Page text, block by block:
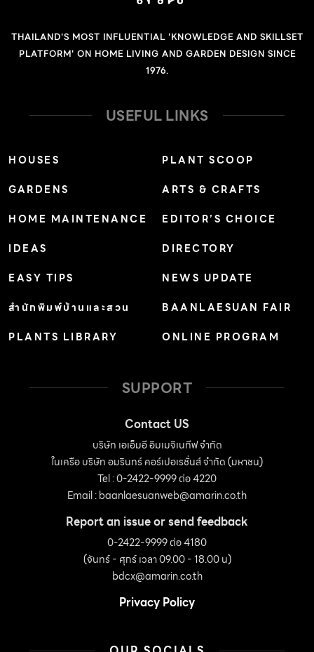
กระถางหรือประดับสวนได้ ♦ เมื่อลำต้นยืดยาวและเอนล้ม ควร
ใช้ไม้ค้ำเพื่อพยุงลำต้นจะช่วยให้แตกแขนงได้ดี ♦ […]
THAILAND'S MOST INFLUENTIAL 'KNOWLEDGE AND SKILLSET
PLATFORM' ON HOME LIVING AND GARDEN DESIGN SINCE
1976.
USEFUL LINKS
HOUSES
GARDENS
HOME MAINTENANCE
IDEAS
EASY TIPS
สำนักพิมพ์บ้านและสวน
PLANTS LIBRARY
PLANT SCOOP
ARTS & CRAFTS
EDITOR’S CHOICE
DIRECTORY
NEWS UPDATE
BAANLAESUAN FAIR
ONLINE PROGRAM
SUPPORT
Contact US
บริษัท เอเอ็มอี อิมเมจิเนทีฟ จำกัด
ในเครือ บริษัท อมรินทร์ คอร์เปอเรชั่นส์ จำกัด (มหาชน)
Tel : 0-2422-9999 ต่อ 4220
Email :baanlaesuanweb@amarin.co.th
Report an issue or send feedback
0-2422-9999 ต่อ 4180
(จันทร์ - ศุกร์ เวลา 09.00 - 18.00 น)
bdcx@amarin.co.th
Privacy Policy